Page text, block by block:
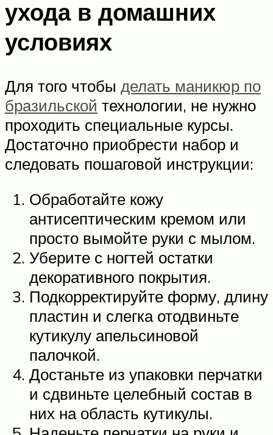
ухода в домашних
условиях
Для того чтобы делать маникюр по
бразильской технологии, не нужно
проходить специальные курсы.
Достаточно приобрести набор и
следовать пошаговой инструкции:
Обработайте кожу
антисептическим кремом или
просто вымойте руки с мылом.
Уберите с ногтей остатки
декоративного покрытия.
Подкорректируйте форму, длину
пластин и слегка отодвиньте
кутикулу апельсиновой
палочкой.
Достаньте из упаковки перчатки
и сдвиньте целебный состав в
них на область кутикулы.